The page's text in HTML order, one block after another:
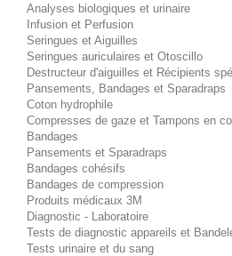
Analyses biologiques et urinaire
Infusion et Perfusion
Seringues et Aiguilles
Seringues auriculaires et Otoscillo
Destructeur d'aiguilles et Récipients
Pansements, Bandages et Sparadraps
Coton hydrophile
Compresses de gaze et Tampons en
Bandages
Pansements et Sparadraps
Bandages cohésifs
Bandages de compression
Produits médicaux 3M
Diagnostic - Laboratoire
Tests de diagnostic appareils et
Tests urinaire et du sang